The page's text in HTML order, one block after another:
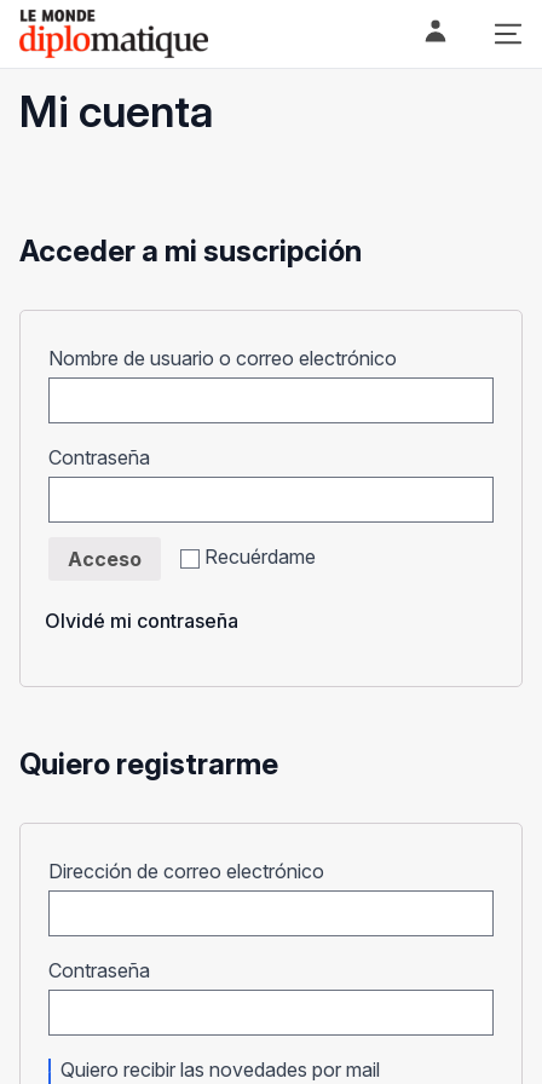
Skip
content
Le monde diplomatique
Mi cuenta
Acceder a mi suscripción
Nombre de usuario o correo electrónico
Contraseña
Recuérdame
Acceso
Olvidé mi contraseña
Quiero registrarme
Dirección de correo electrónico
Contraseña
Quiero recibir las novedades por mail